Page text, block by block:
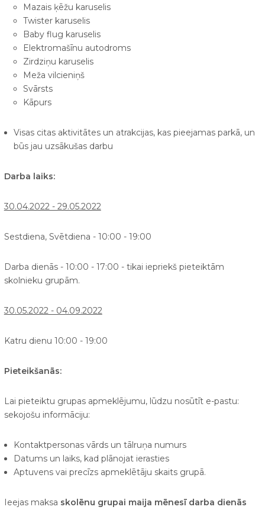
Mazais ķēžu karuselis
Twister karuselis
Baby flug karuselis
Elektromašīnu autodroms
Zirdziņu karuselis
Meža vilcieniņš
Svārsts
Kāpurs
Visas citas aktivitātes un atrakcijas, kas pieejamas parkā, un
būs jau uzsākušas darbu
Darba laiks:
30.04.2022 - 29.05.2022
Sestdiena, Svētdiena - 10:00 - 19:00
Darba dienās - 10:00 - 17:00 - tikai iepriekš pieteiktām
skolnieku grupām.
30.05.2022 - 04.09.2022
Katru dienu 10:00 - 19:00
Pieteikšanās:
Lai pieteiktu grupas apmeklējumu, lūdzu nosūtīt e-pastu:
sekojošu informāciju:
Kontaktpersonas vārds un tālruņa numurs
Datums un laiks, kad plānojat ierasties
Aptuvens vai precīzs apmeklētāju skaits grupā.
Ieejas maksa skolēnu grupai maija mēnesī darba dienās